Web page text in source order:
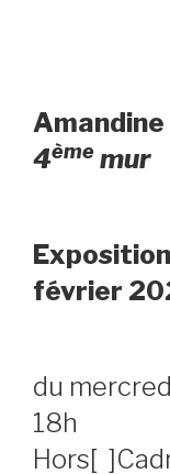
4ème mur
février
du
18h
Hors[